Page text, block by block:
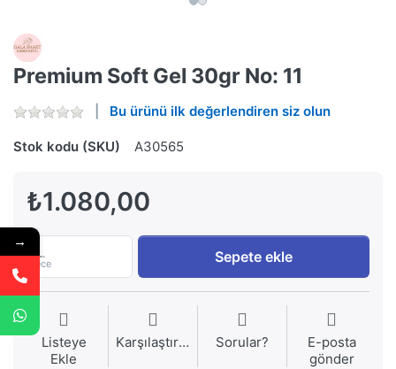
Premium Soft Gel 30gr No: 11
Bu ürünü ilk değerlendiren siz olun
Stok kodu (SKU) A30565
₺1.080,00
Piece Sepete ekle
Listeye
Ekle
Karşılaştırma Sorular?
E-posta
gönder
→